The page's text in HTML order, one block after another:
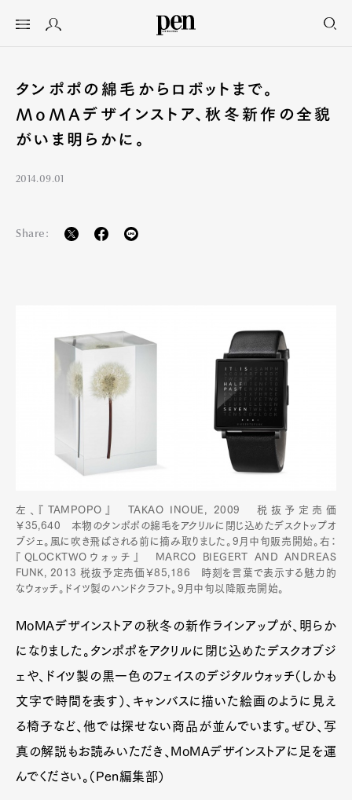
タンポポの綿毛からロボットまで。
MoMAデザインストア、秋冬新作の全貌
がいま明らかに。
2014.09.01
Share:
左、『TAMPOPO』 TAKAO INOUE, 2009 税抜予定売価
￥35,640 本物のタンポポの綿毛をアクリルに閉じ込めたデスクトップオ
ブジェ。風に吹き飛ばされる前に摘み取りました。9月中旬販売開始。右：
『QLOCKTWOウォッチ』 MARCO BIEGERT AND ANDREAS
FUNK, 2013 税抜予定売価￥85,186 時刻を言葉で表示する魅力的
なウォッチ。ドイツ製のハンドクラフト。9月中旬以降販売開始。
MoMAデザインストアの秋冬の新作ラインアップが、明らか
になりました。タンポポをアクリルに閉じ込めたデスクオブジ
ェや、ドイツ製の黒一色のフェイスのデジタルウォッチ（しかも
文字で時間を表す）、キャンバスに描いた絵画のように見え
る椅子など、他では探せない商品が並んでいます。ぜひ、写
真の解説もお読みいただき、MoMAデザインストアに足を運
んでください。（Pen編集部）